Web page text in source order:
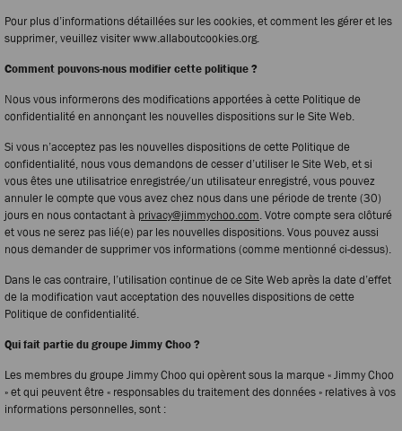
Pour plus d’informations détaillées sur les cookies, et comment les gérer et les
supprimer, veuillez visiter www.allaboutcookies.org.
Comment pouvons-nous modifier cette politique ?
Nous vous informerons des modifications apportées à cette Politique de
confidentialité en annonçant les nouvelles dispositions sur le Site Web.
Si vous n’acceptez pas les nouvelles dispositions de cette Politique de
confidentialité, nous vous demandons de cesser d’utiliser le Site Web, et si
vous êtes une utilisatrice enregistrée/un utilisateur enregistré, vous pouvez
annuler le compte que vous avez chez nous dans une période de trente (30)
jours en nous contactant à privacy@jimmychoo.com. Votre compte sera clôturé
et vous ne serez pas lié(e) par les nouvelles dispositions. Vous pouvez aussi
nous demander de supprimer vos informations (comme mentionné ci-dessus).
Dans le cas contraire, l’utilisation continue de ce Site Web après la date d’effet
de la modification vaut acceptation des nouvelles dispositions de cette
Politique de confidentialité.
Qui fait partie du groupe Jimmy Choo ?
Les membres du groupe Jimmy Choo qui opèrent sous la marque « Jimmy Choo
» et qui peuvent être « responsables du traitement des données » relatives à vos
informations personnelles, sont :